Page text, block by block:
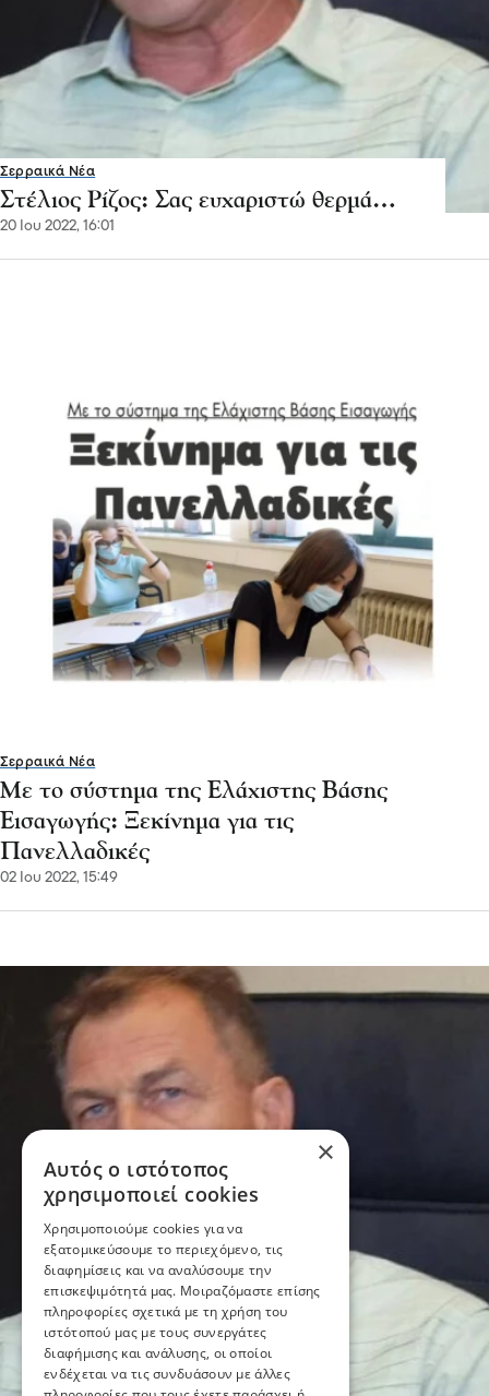
Σερραικά Νέα
Στέλιος Ρίζος: Σας ευχαριστώ θερμά…
20 Ιου 2022, 16:01
Σερραικά Νέα
Με το σύστημα της Ελάχιστης Βάσης
Εισαγωγής: Ξεκίνημα για τις
Πανελλαδικές
02 Ιου 2022, 15:49
×
Αυτός ο ιστότοπος
χρησιμοποιεί cookies
Χρησιμοποιούμε cookies για να
εξατομικεύσουμε το περιεχόμενο, τις
διαφημίσεις και να αναλύσουμε την
επισκεψιμότητά μας. Μοιραζόμαστε επίσης
πληροφορίες σχετικά με τη χρήση του
ιστότοπού μας με τους συνεργάτες
διαφήμισης και ανάλυσης, οι οποίοι
ενδέχεται να τις συνδυάσουν με άλλες